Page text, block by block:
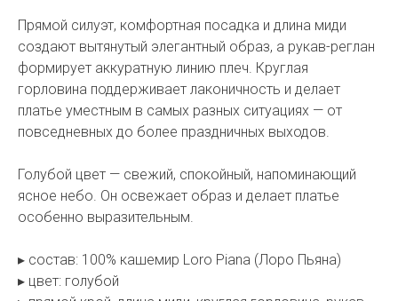
Прямой силуэт, комфортная посадка и длина миди
создают вытянутый элегантный образ, а рукав-реглан
формирует аккуратную линию плеч. Круглая
горловина поддерживает лаконичность и делает
платье уместным в самых разных ситуациях — от
повседневных до более праздничных выходов.
Голубой цвет — свежий, спокойный, напоминающий
ясное небо. Он освежает образ и делает платье
особенно выразительным.
▸ состав: 100% кашемир Loro Piana (Лоро Пьяна)
▸ цвет: голубой